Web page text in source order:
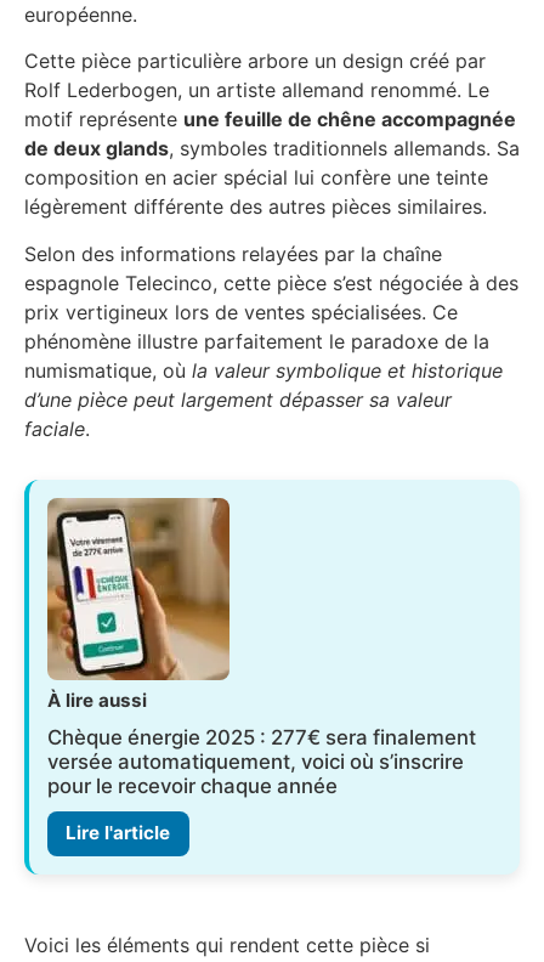
européenne.
Cette pièce particulière arbore un design créé par
Rolf Lederbogen, un artiste allemand renommé. Le
motif représente une feuille de chêne accompagnée
de deux glands, symboles traditionnels allemands. Sa
composition en acier spécial lui confère une teinte
légèrement différente des autres pièces similaires.
Selon des informations relayées par la chaîne
espagnole Telecinco, cette pièce s’est négociée à des
prix vertigineux lors de ventes spécialisées. Ce
phénomène illustre parfaitement le paradoxe de la
numismatique, où la valeur symbolique et historique
d’une pièce peut largement dépasser sa valeur
faciale.
À lire aussi
Chèque énergie 2025 : 277€ sera finalement
versée automatiquement, voici où s’inscrire
pour le recevoir chaque année
Lire l'article
Voici les éléments qui rendent cette pièce si